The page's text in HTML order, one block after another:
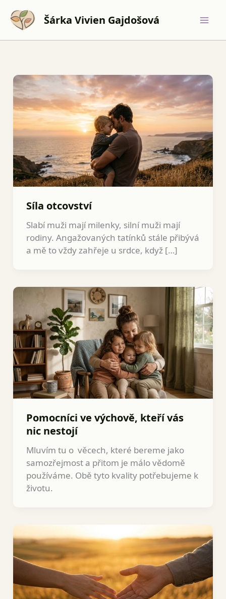
obsah
Šárka Vivien Gajdošová
Síla otcovství
Slabí muži mají milenky, silní muži mají
rodiny. Angažovaných tatínků stále přibývá
a mě to vždy zahřeje u srdce, když […]
Pomocníci ve výchově, kteří vás
nic nestojí
Mluvím tu o věcech, které bereme jako
samozřejmost a přitom je málo vědomě
používáme. Obě tyto kvality potřebujeme k
životu.